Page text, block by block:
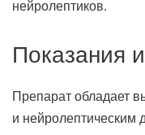
нейролептиков.
Показания
Препарат обладает
и нейролептическим